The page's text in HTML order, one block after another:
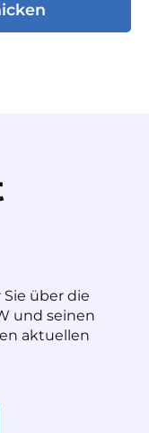
über die
und seinen
aktuellen